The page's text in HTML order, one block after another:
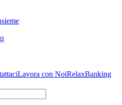
Lavora con NoiRelaxBanking